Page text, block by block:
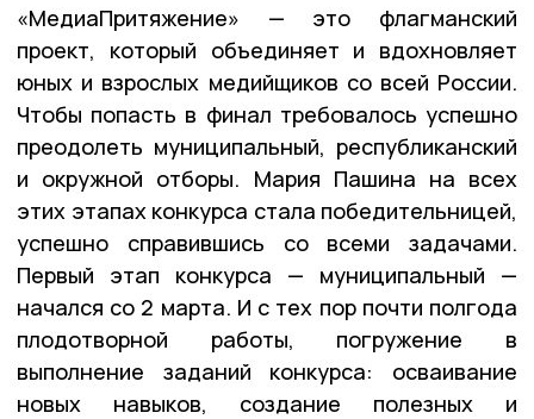
«МедиаПритяжение» — это флагманский
проект, который объединяет и вдохновляет
юных и взрослых медийщиков со всей России.
Чтобы попасть в финал требовалось успешно
преодолеть муниципальный, республиканский
и окружной отборы. Мария Пашина на всех
этих этапах конкурса стала победительницей,
успешно справившись со всеми задачами.
Первый этап конкурса — муниципальный —
начался со 2 марта. И с тех пор почти полгода
плодотворной работы, погружение в
выполнение заданий конкурса: осваивание
новых навыков, создание полезных и